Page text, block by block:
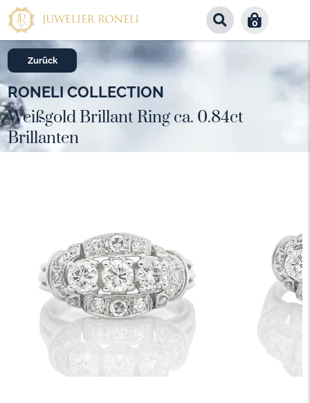
0
Zurück
RONELI COLLECTION
Weißgold Brillant Ring ca. 0.84ct
Brillanten